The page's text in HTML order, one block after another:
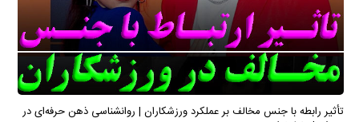
تأثیر رابطه با جنس مخالف بر عملکرد ورزشکاران | روانشناسی ذهن حرفه‌ای در